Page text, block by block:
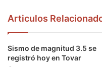
Articulos
Sismo de magnitud 3.5 se
registró hoy en Tovar